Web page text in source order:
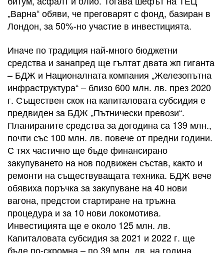
„Варна“ обяви, че преговарят с фонд, базиран в
Лондон, за 50%-но участие в инвестицията.
Иначе по традиция най-много бюджетни
средства и занапред ще гълтат двата жп гиганта
– БДЖ и Националната компания „Железопътна
инфраструктура“ – близо 600 млн. лв. през 2020
г. Съществен скок на капиталовата субсидия е
предвиден за БДЖ „Пътнически превози“.
Планираните средства за догодина са 139 млн.,
почти със 100 млн. лв. повече от предни години.
С тях частично ще бъде финансирано
закупуването на нов подвижен състав, както и
ремонти на съществуващата техника. БДЖ вече
обявиха поръчка за закупуване на 40 нови
вагона, предстои стартиране на тръжна
процедура и за 10 нови локомотива.
Инвестицията ще е около 125 млн. лв.
Капиталовата субсидия за 2021 и 2022 г. ще
бъде по-скромна – по 39 млн. лв. на година.